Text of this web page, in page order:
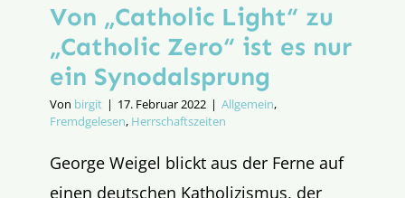
Von „Catholic Light“ zu
„Catholic Zero“ ist es nur
ein Synodalsprung
Von birgit | 17. Februar 2022 | Allgemein,
Fremdgelesen, Herrschaftszeiten
George Weigel blickt aus der Ferne auf
einen deutschen Katholizismus, der